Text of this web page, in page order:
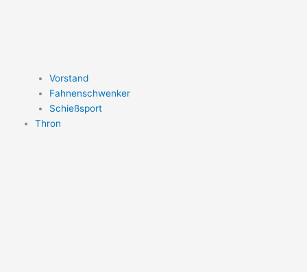
Vorstand
Fahnenschwenker
Schießsport
Thron